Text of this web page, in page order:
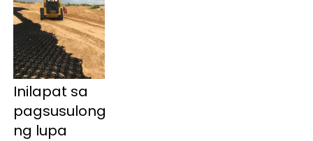
Inilapat sa
pagsusulong
ng lupa